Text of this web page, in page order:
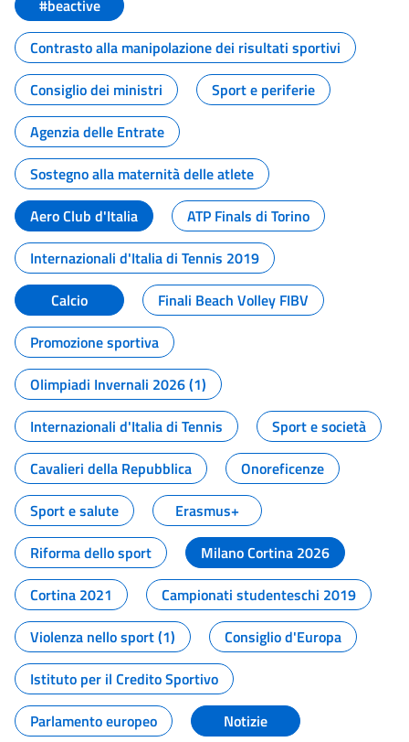
#beactive
Contrasto alla manipolazione dei risultati sportivi
Consiglio dei ministri
Sport e periferie
Agenzia delle Entrate
Sostegno alla maternità delle atlete
Aero Club d'Italia
ATP Finals di Torino
Internazionali d'Italia di Tennis 2019
Calcio
Finali Beach Volley FIBV
Promozione sportiva
Olimpiadi Invernali 2026 (1)
Internazionali d'Italia di Tennis
Sport e società
Cavalieri della Repubblica
Onoreficenze
Sport e salute
Erasmus+
Riforma dello sport
Milano Cortina 2026
Cortina 2021
Campionati studenteschi 2019
Violenza nello sport (1)
Consiglio d'Europa
Istituto per il Credito Sportivo
Parlamento europeo
Notizie